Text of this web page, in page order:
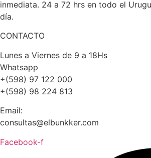
inmediata. 24 a 72 hrs en todo el
día.
CONTACTO
Lunes a Viernes de 9 a 18Hs
Whatsapp
+(598) 97 122 000
+(598) 98 224 813
Email:
consultas@elbunkker.com
Facebook-f